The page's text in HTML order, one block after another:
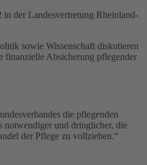
in der Landesvertretung Rheinland-
sowie Wissenschaft diskutieren
finanzielle Absicherung pflegender
die pflegenden
notwendiger und dringlicher, die
der Pflege zu vollziehen.“